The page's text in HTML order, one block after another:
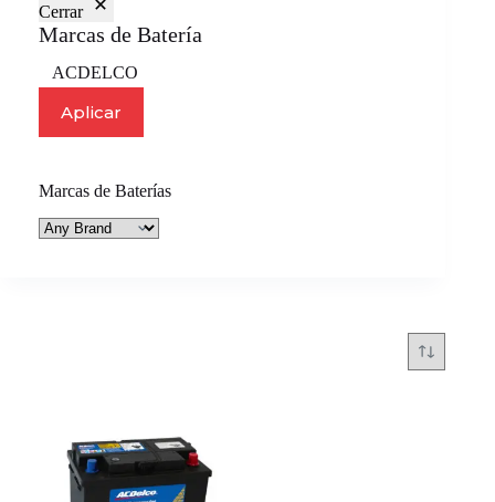
Cerrar
Marcas de Batería
Marca
ACDELCO
Aplicar
Marcas de Baterías